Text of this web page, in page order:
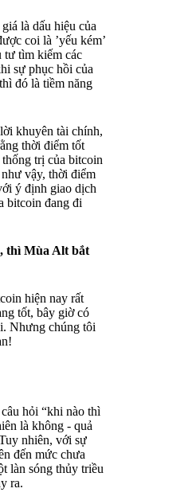
là dấu hiệu của
coi là ’yếu kém’
tư tìm kiếm các
sự phục hồi của
đó là tiềm năng
khuyên tài chính,
thời điểm tốt
trị của bitcoin
vậy, thời điểm
ý định giao dịch
bitcoin đang đi
thì Mùa Alt bắt
hiện nay rất
tốt, bây giờ có
Nhưng chúng tôi
hỏi “khi nào thì
là không - quả
nhiên, với sự
đến mức chưa
làn sóng thủy triều
ra.